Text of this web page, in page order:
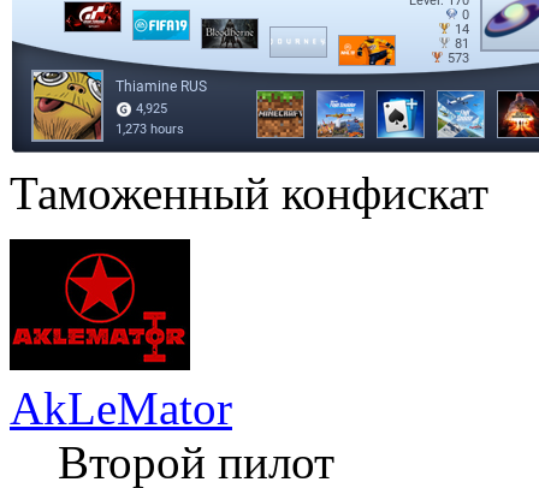
Таможенный конфискат
AkLeMator
Второй пилот